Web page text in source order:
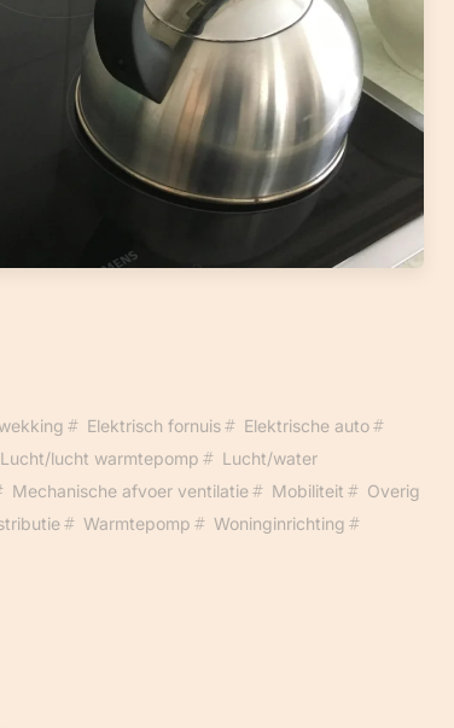
aan de kleine onafhankelijke
Elektrisch fornuis
Elektrische auto
Lucht/lucht warmtepomp
Lucht/water
Mechanische afvoer ventilatie Mobiliteit
Overig
Warmtepomp
Woninginrichting